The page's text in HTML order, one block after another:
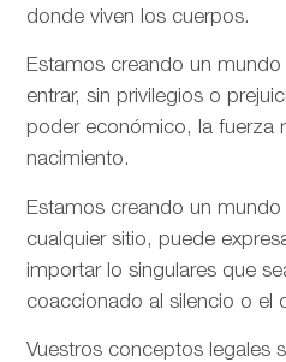
donde viven los cuerpos.
Estamos creando un
entrar, sin privilegios o
poder económico, la fuerza
nacimiento.
Estamos creando un
cualquier sitio, puede
importar lo singulares que
coaccionado al silencio o el
Vuestros conceptos legales